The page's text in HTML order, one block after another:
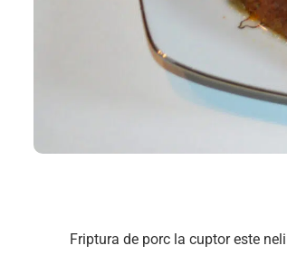
Friptura de porc la cuptor este